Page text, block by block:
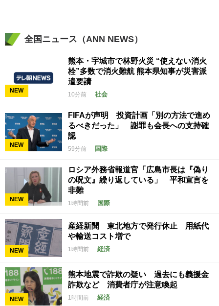
全国ニュース（ANN NEWS）
NEW
熊本・宇城市で林野火災 “使えない消火
栓”多数で消火難航 熊本県知事が災害派
遣要請
10分前 社会
NEW
FIFAが声明 投資計画「別の方法で進め
るべきだった」 謝罪も会長への支持確
認
59分前 国際
NEW
ロシア外務省報道官「広島市長は『偽り
の呪文』繰り返している」 平和宣言を
非難
1時間前 国際
NEW
産経新聞 東北地方で発行休止 用紙代
や輸送コスト増で
1時間前 経済
NEW
熊本地震で詐欺の疑い 過去にも義援金
詐欺など 消費者庁が注意喚起
1時間前 経済